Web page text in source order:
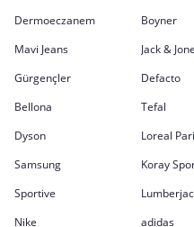
Dermoeczanem
Boyner
Mavi Jeans
Jack &
Gürgençler
Defacto
Bellona
Tefal
Dyson
Loreal
Samsung
Koray
Sportive
Nike
adidas